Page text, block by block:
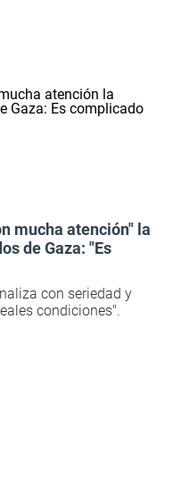
mucha atención" la
de Gaza: "Es
con seriedad y
condiciones".